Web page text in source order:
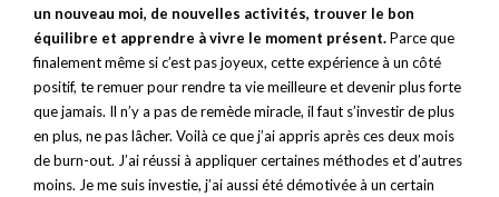
un nouveau moi, de nouvelles activités, trouver le bon
équilibre et apprendre à vivre le moment présent.Parce que
finalement même si c’est pas joyeux, cette expérience à un côté
positif, te remuer pour rendre ta vie meilleure et devenir plus forte
que jamais. Il n’y a pas de remède miracle, il faut s’investir de plus
en plus, ne pas lâcher. Voilà ce que j’ai appris après ces deux mois
de burn-out. J’ai réussi à appliquer certaines méthodes et d’autres
moins. Je me suis investie, j’ai aussi été démotivée à un certain